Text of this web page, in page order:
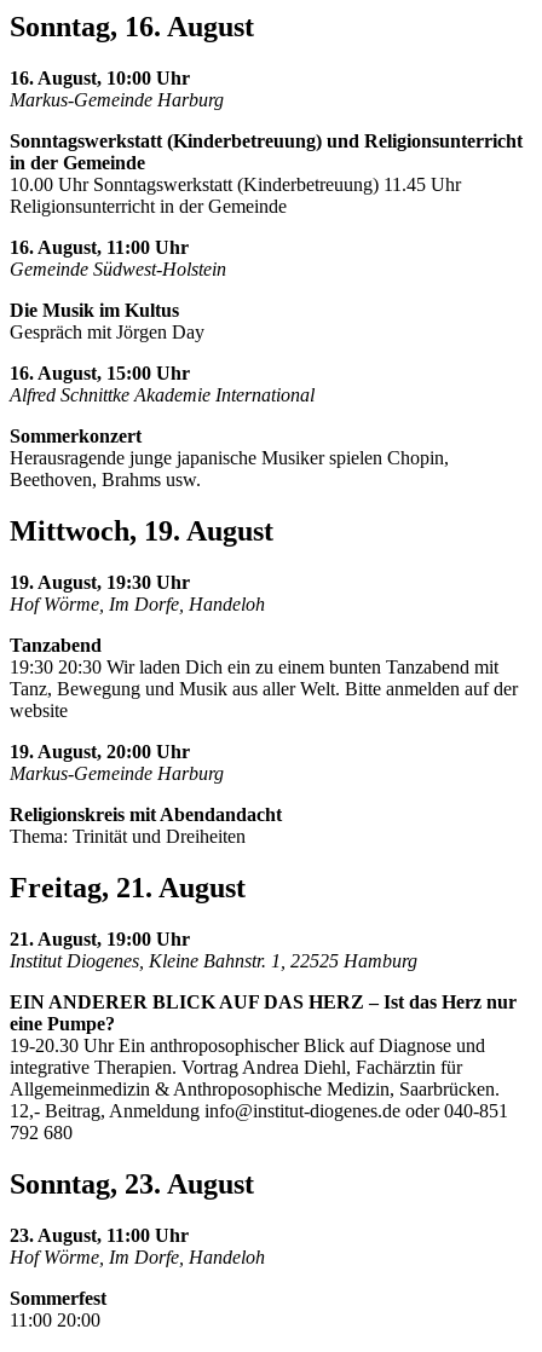
Sonntag, 16. August
16. August, 10:00 Uhr
Markus-Gemeinde Harburg
Sonntagswerkstatt (Kinderbetreuung) und Religionsunterricht
in der Gemeinde
10.00 Uhr Sonntagswerkstatt (Kinderbetreuung) 11.45 Uhr
Religionsunterricht in der Gemeinde
16. August, 11:00 Uhr
Gemeinde Südwest-Holstein
Die Musik im Kultus
Gespräch mit Jörgen Day
16. August, 15:00 Uhr
Alfred Schnittke Akademie International
Sommerkonzert
Herausragende junge japanische Musiker spielen Chopin,
Beethoven, Brahms usw.
Mittwoch, 19. August
19. August, 19:30 Uhr
Hof Wörme, Im Dorfe, Handeloh
Tanzabend
19:30 20:30 Wir laden Dich ein zu einem bunten Tanzabend mit
Tanz, Bewegung und Musik aus aller Welt. Bitte anmelden auf der
website
19. August, 20:00 Uhr
Markus-Gemeinde Harburg
Religionskreis mit Abendandacht
Thema: Trinität und Dreiheiten
Freitag, 21. August
21. August, 19:00 Uhr
Institut Diogenes, Kleine Bahnstr. 1, 22525 Hamburg
EIN ANDERER BLICK AUF DAS HERZ – Ist das Herz nur
eine Pumpe?
19-20.30 Uhr Ein anthroposophischer Blick auf Diagnose und
integrative Therapien. Vortrag Andrea Diehl, Fachärztin für
Allgemeinmedizin & Anthroposophische Medizin, Saarbrücken.
12,- Beitrag, Anmeldung info@institut-diogenes.de oder 040-851
792 680
Sonntag, 23. August
23. August, 11:00 Uhr
Hof Wörme, Im Dorfe, Handeloh
Sommerfest
11:00 20:00